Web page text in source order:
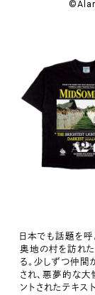
日本でも話題を呼
奥地の村を訪れ
る。少しずつ仲間
され、悪夢的な大
ントされたテキス